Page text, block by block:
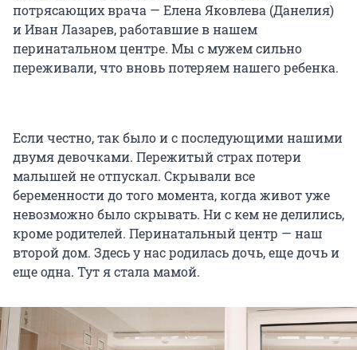
потрясающих врача — Елена Яковлева (Данелия)
и Иван Лазарев, работавшие в нашем
перинатальном центре. Мы с мужем сильно
переживали, что вновь потеряем нашего ребенка.
Если честно, так было и с последующими нашими
двумя девочками. Пережитый страх потери
малышей не отпускал. Скрывали все
беременности до того момента, когда живот уже
невозможно было скрывать. Ни с кем не делились,
кроме родителей. Перинатальный центр — наш
второй дом. Здесь у нас родилась дочь, еще дочь и
еще одна. Тут я стала мамой.